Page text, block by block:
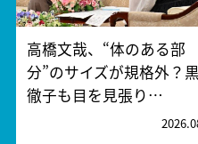
高橋文哉、“体のある部
分”のサイズが規格外？
徹子も目を見張り…